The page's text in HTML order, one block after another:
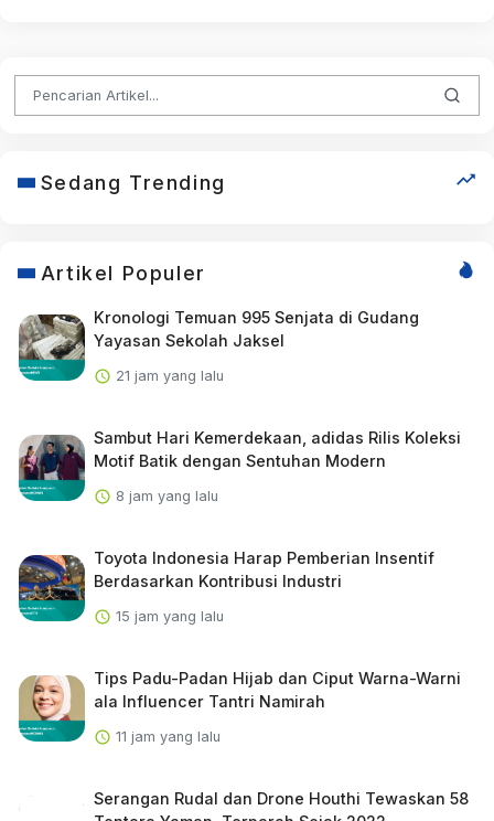
Sedang Trending
Artikel Populer
Kronologi Temuan 995 Senjata di Gudang
Yayasan Sekolah Jaksel
21 jam yang lalu
Sambut Hari Kemerdekaan, adidas Rilis Koleksi
Motif Batik dengan Sentuhan Modern
8 jam yang lalu
Toyota Indonesia Harap Pemberian Insentif
Berdasarkan Kontribusi Industri
15 jam yang lalu
Tips Padu-Padan Hijab dan Ciput Warna-Warni
ala Influencer Tantri Namirah
11 jam yang lalu
Serangan Rudal dan Drone Houthi Tewaskan 58